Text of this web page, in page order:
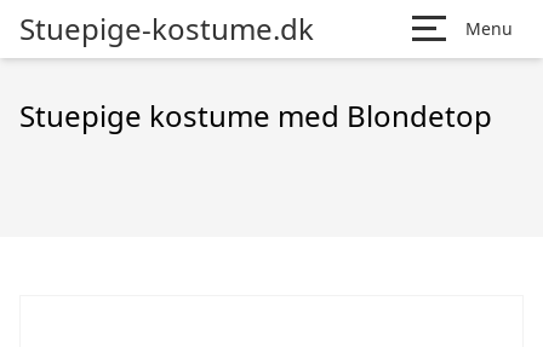
Stuepige-kostume.dk Menu
Stuepige kostume med Blondetop